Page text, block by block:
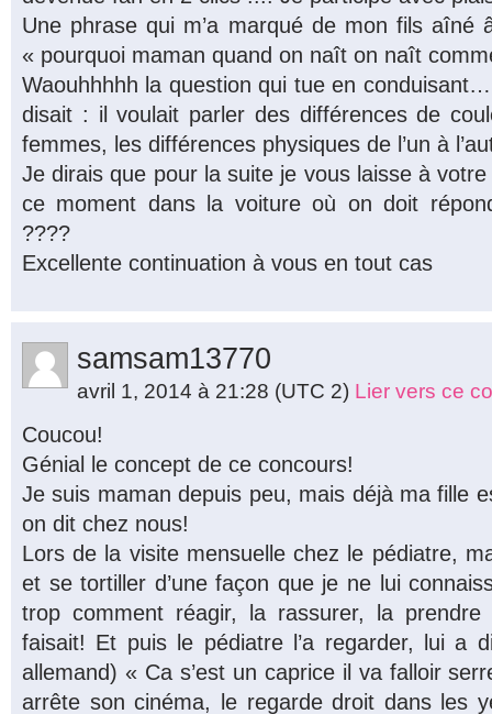
Une phrase qui m’a marqué de mon fils aîné
« pourquoi maman quand on naît on naît
Waouhhhhh la question qui tue en conduisant…
disait : il voulait parler des différences de
femmes, les différences physiques de l’un à
Je dirais que pour la suite je vous laisse à
ce moment dans la voiture où on doit
????
Excellente continuation à vous en tout cas
samsam13770
avril 1, 2014 à 21:28 (UTC 2) Lier vers ce
Coucou!
Génial le concept de ce concours!
Je suis maman depuis peu, mais déjà ma fille
on dit chez nous!
Lors de la visite mensuelle chez le pédiatre,
et se tortiller d’une façon que je ne lui
trop comment réagir, la rassurer, la
faisait! Et puis le pédiatre l’a regarder, lui a
allemand) « Ca s’est un caprice il va falloir
arrête son cinéma, le regarde droit dans les